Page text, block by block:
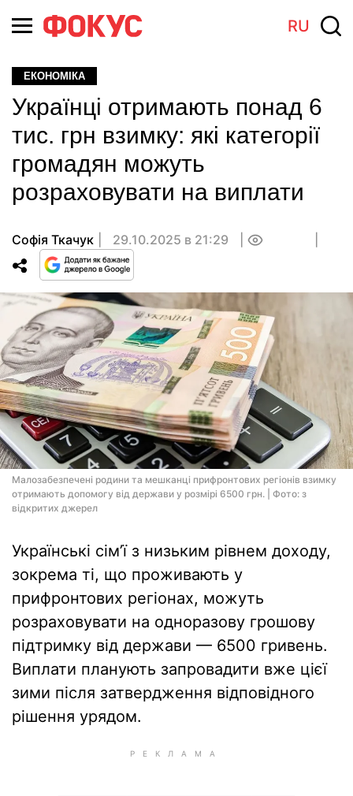
RU
ЕКОНОМІКА
Українці отримають понад 6
тис. грн взимку: які категорії
громадян можуть
розраховувати на виплати
Софія Ткачук 29.10.2025 в 21:29
Малозабезпечені родини та мешканці прифронтових регіонів взимку
отримають допомогу від держави у розмірі 6500 грн. | Фото: з
відкритих джерел
Українські сім’ї з низьким рівнем доходу,
зокрема ті, що проживають у
прифронтових регіонах, можуть
розраховувати на одноразову грошову
підтримку від держави — 6500 гривень.
Виплати планують запровадити вже цієї
зими після затвердження відповідного
рішення урядом.